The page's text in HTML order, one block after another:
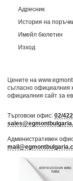
Адресник
История на
Имейл бюлетин
Изход
Цените на
съгласно официалния
официалния сайт за
Търговски офис: 02/
Административен